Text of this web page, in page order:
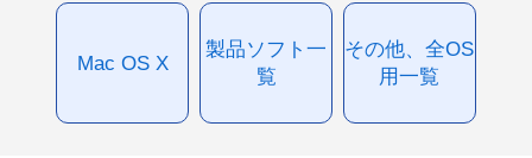
Mac OS X
製品ソフト一
覧
その他、全OS
用一覧